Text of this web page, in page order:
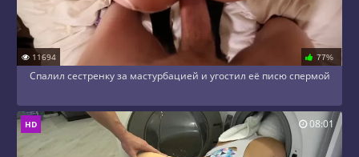
11694 77%
Спалил сестренку за мастурбацией и угостил её писю спермой
HD 08:01